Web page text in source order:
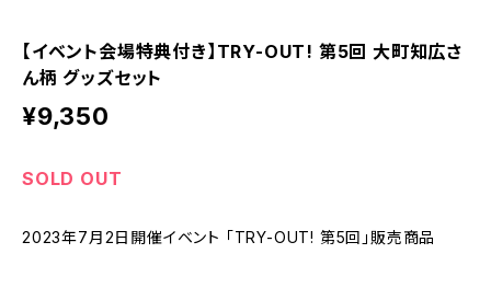
【イベント会場特典付き】TRY-OUT! 第5回 大町知広さ
ん柄 グッズセット
¥9,350
SOLD OUT
2023年7月2日開催イベント 「TRY-OUT! 第5回」販売商品